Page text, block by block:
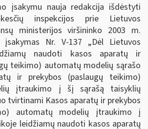
įsakymu nauja redakcija išdėstyti
inspekcijos prie Lietuvos
ministerijos viršininko 2003 m.
Nr. V-137 „Dėl Lietuvos
naudoti kasos aparatų ir
teikimo) automatų modelių sąrašo
ir prekybos (paslaugų teikimo)
įtraukimo į šį sąrašą taisyklių
tvirtinami Kasos aparatų ir prekybos
automatų modelių įtraukimo į
leidžiamų naudoti kasos aparatų